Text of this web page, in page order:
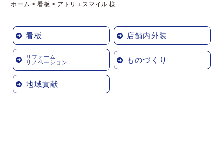
ホーム >看板 > アトリエスマイル 様
看板 店舗内外装
リフォーム
リノベーション
ものづくり
地域貢献